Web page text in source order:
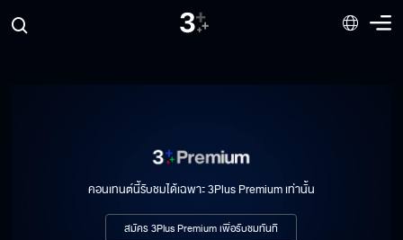
คอนเทนต์นี้รับชมได้เฉพาะ 3Plus Premium เท่านั้น
สมัคร 3Plus Premium เพื่อรับชมทันที